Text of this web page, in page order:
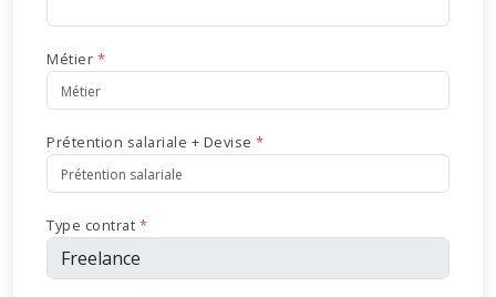
Métier *
Prétention salariale + Devise *
Type contrat *